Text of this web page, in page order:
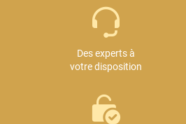
Des experts à
votre disposition